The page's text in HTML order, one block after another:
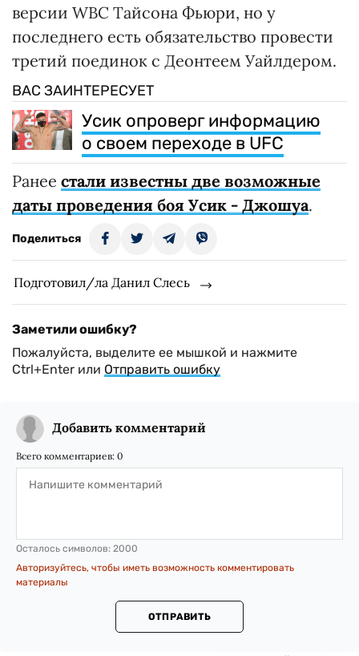
версии WBC Тайсона Фьюри, но у
последнего есть обязательство провести
третий поединок с Деонтеем Уайлдером.
ВАС ЗАИНТЕРЕСУЕТ
Усик опроверг информацию
о своем переходе в UFC
Ранее стали известны две возможные
даты проведения боя Усик - Джошуа.
Поделиться
Подготовил/ла Данил Слесь
Заметили ошибку?
Пожалуйста, выделите ее мышкой и нажмите
Ctrl+Enter или Отправить ошибку
Добавить комментарий
Всего комментариев: 0
Осталось символов: 2000
Авторизуйтесь, чтобы иметь возможность комментировать
материалы
ОТПРАВИТЬ